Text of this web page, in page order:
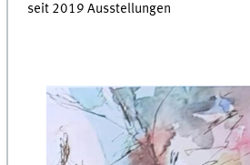
seit 2019 Ausstellungen